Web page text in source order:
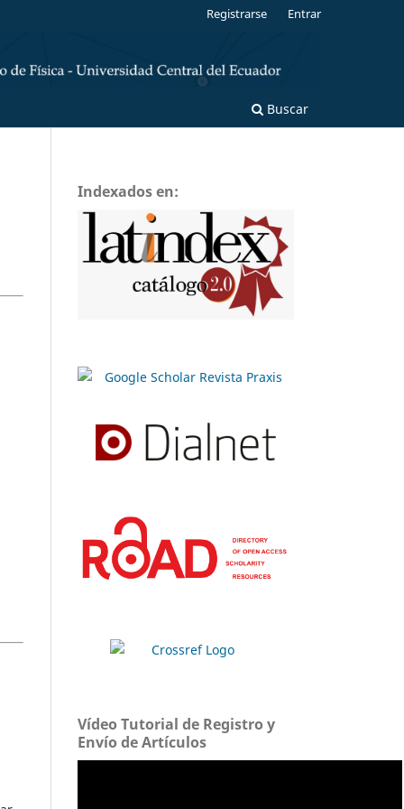
Buscar
Registrarse Entrar
Indexados en:
Vídeo Tutorial de Registro y
Envío de Artículos